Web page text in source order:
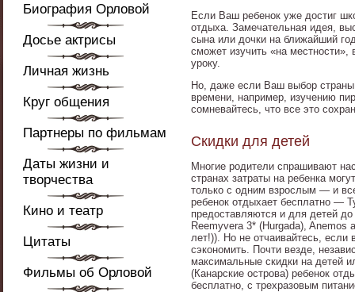
Биография Орловой
Досье актрисы
Личная жизнь
Круг общения
Партнеры по фильмам
Даты жизни и
творчества
Кино и театр
Цитаты
Фильмы об Орловой
Если Ваш ребенок уже достиг
отдыха. Замечательная идея,
сына или дочки на ближайший
сможет изучить «на
уроку.
Но, даже если Ваш выбор страны
времени, например, изучению
сомневайтесь, что все это
Скидки для детей
Многие родители спрашивают
странах затраты на ребенка
только с одним взрослым — и
ребенок отдыхает бесплатно —
предоставляются и для детей
Reemyvera 3* (Hurgada),
лет!)). Но не отчаивайтесь, если
сэкономить. Почти везде,
максимальные скидки на детей
(Канарские острова) ребенок
бесплатно, с трехразовым